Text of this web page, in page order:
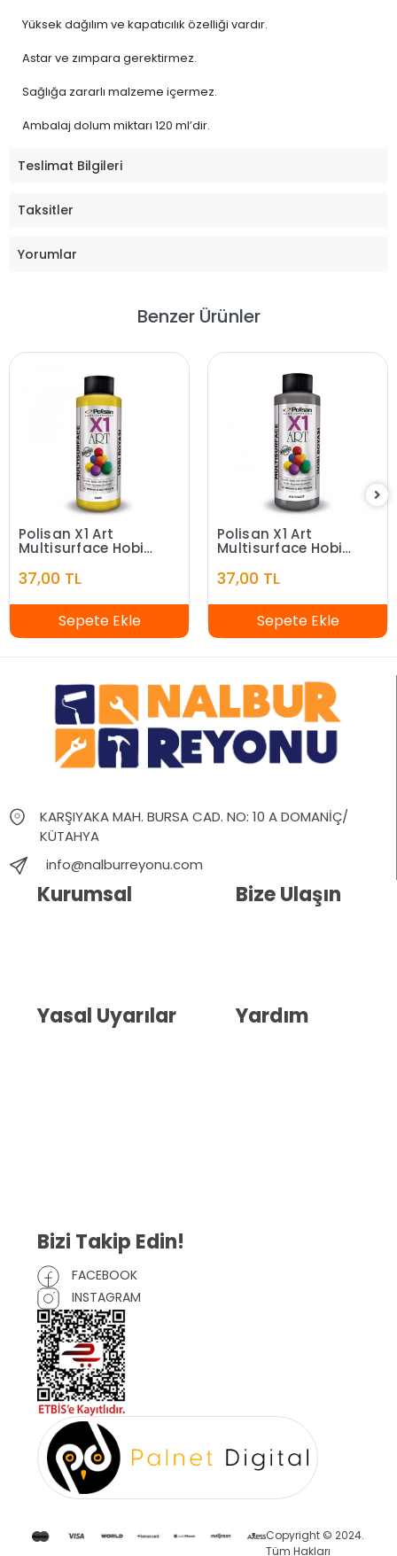
Yüksek dağılım ve kapatıcılık özelliği vardır.
Astar ve zımpara gerektirmez.
Sağlığa zararlı malzeme içermez.
Ambalaj dolum miktarı 120 ml’dir.
Teslimat Bilgileri
Taksitler
Yorumlar
Benzer Ürünler
Polisan X1 Art
Multisurface Hobi
37,00 TL
Sepete Ekle
Polisan X1 Art
Multisurface Hobi
ml
37,00 TL
Sepete Ekle
KARŞIYAKA MAH. BURSA CAD. NO: 10 A DOMANİÇ/
KÜTAHYA
info@nalburreyonu.com
Kurumsal
Yasal Uyarılar
Bize Ulaşın
Yardım
Bizi Takip Edin!
FACEBOOK
INSTAGRAM
Copyright © 2024.
Tüm Hakları